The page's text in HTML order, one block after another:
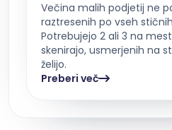
Večina malih podjetij ne
raztresenih po vseh
Potrebujejo 2 ali 3 na
skenirajo, usmerjenih na
želijo.
Preberi več